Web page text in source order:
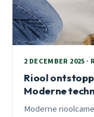
2 DECEMBER 2025
Riool
Moderne
Moderne